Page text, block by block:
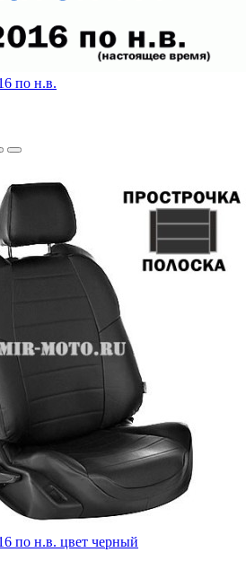
по н.в.
по н.в. цвет черный